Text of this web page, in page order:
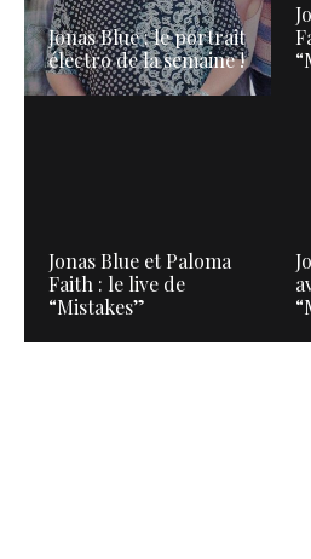
Jonas Blue : le portrait
électro de la semaine !
Jonas Blue et Paloma
Faith : le live de
“Mistakes”